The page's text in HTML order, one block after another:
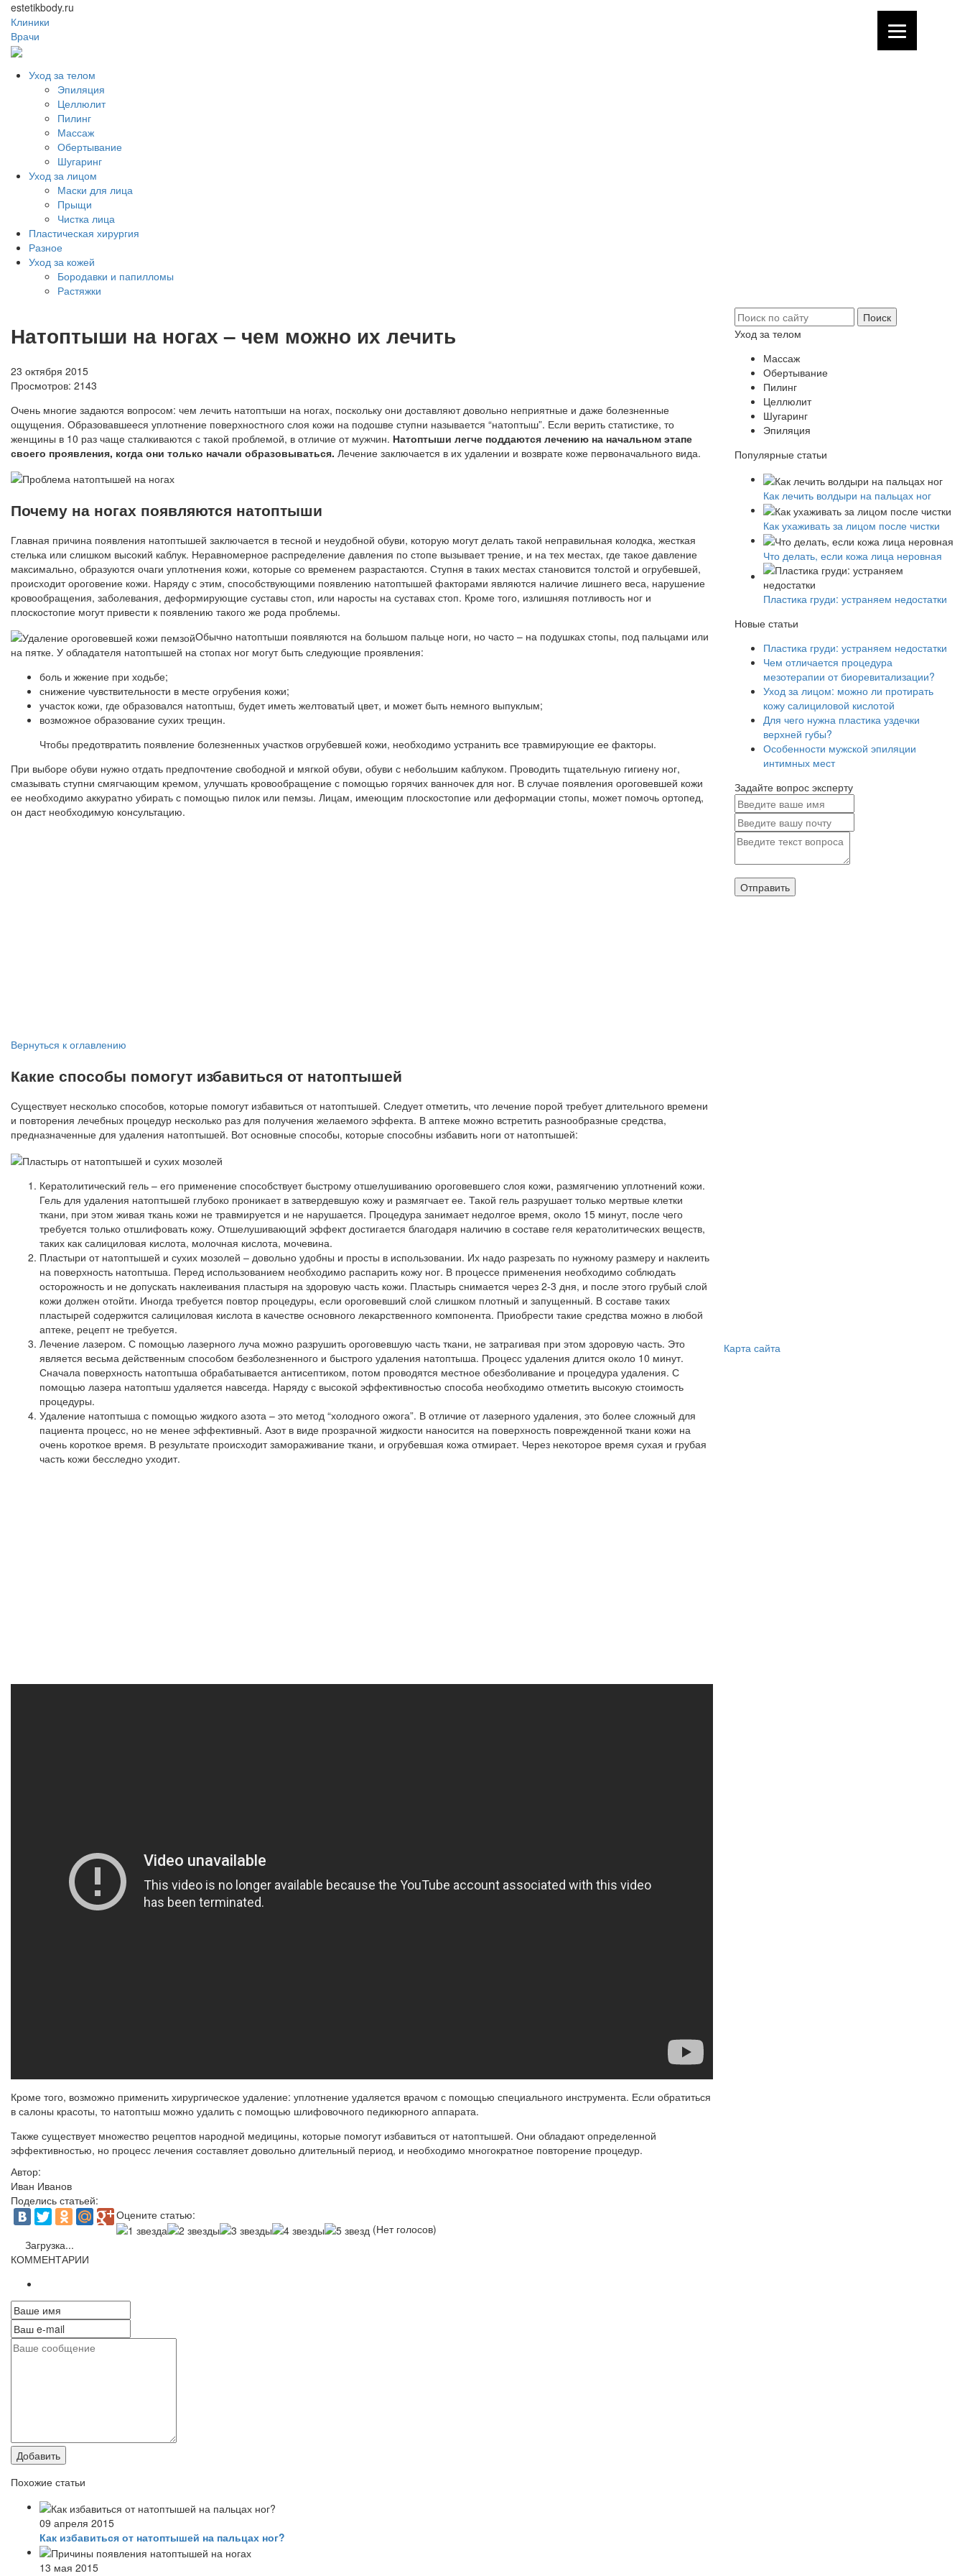
estetikbody.ru
Клиники
Врачи
Уход за телом
Эпиляция
Целлюлит
Пилинг
Массаж
Обертывание
Шугаринг
Уход за лицом
Маски для лица
Прыщи
Чистка лица
Пластическая хирургия
Разное
Уход за кожей
Бородавки и папилломы
Растяжки
Натоптыши на ногах – чем можно их лечить
23 октября 2015
Просмотров: 2143
Очень многие задаются вопросом: чем лечить натоптыши на ногах, поскольку они доставляют довольно неприятные и даже болезненные
ощущения. Образовавшееся уплотнение поверхностного слоя кожи на подошве ступни называется “натоптыш”. Если верить статистике, то
женщины в 10 раз чаще сталкиваются с такой проблемой, в отличие от мужчин. Натоптыши легче поддаются лечению на начальном этапе
своего проявления, когда они только начали образовываться. Лечение заключается в их удалении и возврате коже первоначального вида.
Почему на ногах появляются натоптыши
Главная причина появления натоптышей заключается в тесной и неудобной обуви, которую могут делать такой неправильная колодка, жесткая
стелька или слишком высокий каблук. Неравномерное распределение давления по стопе вызывает трение, и на тех местах, где такое давление
максимально, образуются очаги уплотнения кожи, которые со временем разрастаются. Ступня в таких местах становится толстой и огрубевшей,
происходит ороговение кожи. Наряду с этим, способствующими появлению натоптышей факторами являются наличие лишнего веса, нарушение
кровообращения, заболевания, деформирующие суставы стоп, или наросты на суставах стоп. Кроме того, излишняя потливость ног и
плоскостопие могут привести к появлению такого же рода проблемы.
Обычно натоптыши появляются на большом пальце ноги, но часто – на подушках стопы, под пальцами или
на пятке. У обладателя натоптышей на стопах ног могут быть следующие проявления:
боль и жжение при ходьбе;
снижение чувствительности в месте огрубения кожи;
участок кожи, где образовался натоптыш, будет иметь желтоватый цвет, и может быть немного выпуклым;
возможное образование сухих трещин.
Чтобы предотвратить появление болезненных участков огрубевшей кожи, необходимо устранить все травмирующие ее факторы.
При выборе обуви нужно отдать предпочтение свободной и мягкой обуви, обуви с небольшим каблуком. Проводить тщательную гигиену ног,
смазывать ступни смягчающим кремом, улучшать кровообращение с помощью горячих ванночек для ног. В случае появления ороговевшей кожи
ее необходимо аккуратно убирать с помощью пилок или пемзы. Лицам, имеющим плоскостопие или деформации стопы, может помочь ортопед,
он даст необходимую консультацию.
Вернуться к оглавлению
Какие способы помогут избавиться от натоптышей
Существует несколько способов, которые помогут избавиться от натоптышей. Следует отметить, что лечение порой требует длительного времени
и повторения лечебных процедур несколько раз для получения желаемого эффекта. В аптеке можно встретить разнообразные средства,
предназначенные для удаления натоптышей. Вот основные способы, которые способны избавить ноги от натоптышей:
Кератолитический гель – его применение способствует быстрому отшелушиванию ороговевшего слоя кожи, размягчению уплотнений кожи.
Гель для удаления натоптышей глубоко проникает в затвердевшую кожу и размягчает ее. Такой гель разрушает только мертвые клетки
ткани, при этом живая ткань кожи не травмируется и не нарушается. Процедура занимает недолгое время, около 15 минут, после чего
требуется только отшлифовать кожу. Отшелушивающий эффект достигается благодаря наличию в составе геля кератолитических веществ,
таких как салициловая кислота, молочная кислота, мочевина.
Пластыри от натоптышей и сухих мозолей – довольно удобны и просты в использовании. Их надо разрезать по нужному размеру и наклеить
на поверхность натоптыша. Перед использованием необходимо распарить кожу ног. В процессе применения необходимо соблюдать
осторожность и не допускать наклеивания пластыря на здоровую часть кожи. Пластырь снимается через 2-3 дня, и после этого грубый слой
кожи должен отойти. Иногда требуется повтор процедуры, если ороговевший слой слишком плотный и запущенный. В составе таких
пластырей содержится салициловая кислота в качестве основного лекарственного компонента. Приобрести такие средства можно в любой
аптеке, рецепт не требуется.
Лечение лазером. С помощью лазерного луча можно разрушить ороговевшую часть ткани, не затрагивая при этом здоровую часть. Это
является весьма действенным способом безболезненного и быстрого удаления натоптыша. Процесс удаления длится около 10 минут.
Сначала поверхность натоптыша обрабатывается антисептиком, потом проводятся местное обезболивание и процедура удаления. С
помощью лазера натоптыш удаляется навсегда. Наряду с высокой эффективностью способа необходимо отметить высокую стоимость
процедуры.
Удаление натоптыша с помощью жидкого азота – это метод “холодного ожога”. В отличие от лазерного удаления, это более сложный для
пациента процесс, но не менее эффективный. Азот в виде прозрачной жидкости наносится на поверхность поврежденной ткани кожи на
очень короткое время. В результате происходит замораживание ткани, и огрубевшая кожа отмирает. Через некоторое время сухая и грубая
часть кожи бесследно уходит.
Кроме того, возможно применить хирургическое удаление: уплотнение удаляется врачом с помощью специального инструмента. Если обратиться
в салоны красоты, то натоптыш можно удалить с помощью шлифовочного педикюрного аппарата.
Также существует множество рецептов народной медицины, которые помогут избавиться от натоптышей. Они обладают определенной
эффективностью, но процесс лечения составляет довольно длительный период, и необходимо многократное повторение процедур.
Автор:
Иван Иванов
Поделись статьей:
Оцените статью:
(Нет голосов)
Загрузка...
КОММЕНТАРИИ
Добавить
Похожие статьи
09 апреля 2015
Как избавиться от натоптышей на пальцах ног?
13 мая 2015
Уход за телом
Массаж
Обертывание
Пилинг
Целлюлит
Шугаринг
Эпиляция
Популярные статьи
Как лечить волдыри на пальцах ног
Как ухаживать за лицом после чистки
Что делать, если кожа лица неровная
Пластика груди: устраняем недостатки
Новые статьи
Пластика груди: устраняем недостатки
Чем отличается процедура
мезотерапии от биоревитализации?
Уход за лицом: можно ли протирать
кожу салициловой кислотой
Для чего нужна пластика уздечки
верхней губы?
Особенности мужской эпиляции
интимных мест
Задайте вопрос эксперту
Карта сайта